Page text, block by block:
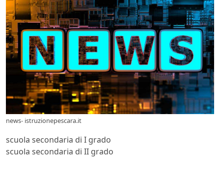
news- istruzionepescara.it
scuola secondaria di I grado
scuola secondaria di II grado